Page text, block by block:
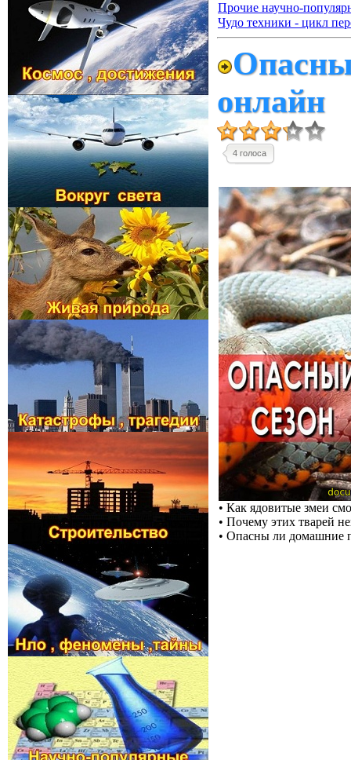
Прочие научно-
Чудо техники - цикл
онлайн
4 голоса
• Как ядовитые змеи
• Почему этих тварей
• Опасны ли домашние